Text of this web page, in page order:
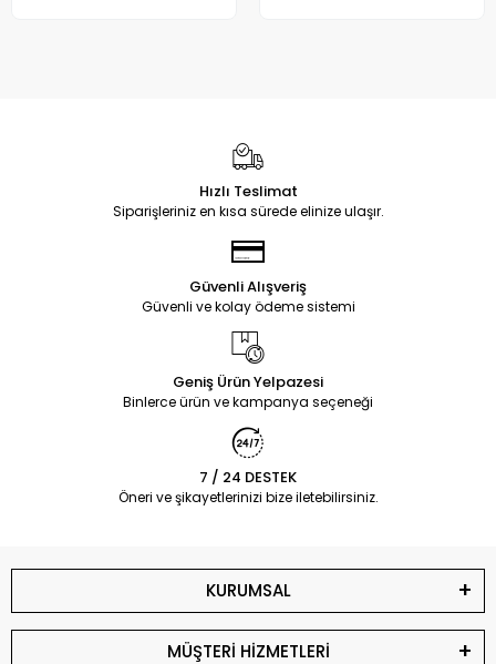
Hızlı Teslimat
Siparişleriniz en kısa sürede elinize ulaşır.
Güvenli Alışveriş
Güvenli ve kolay ödeme sistemi
Geniş Ürün Yelpazesi
Binlerce ürün ve kampanya seçeneği
7 / 24 DESTEK
Öneri ve şikayetlerinizi bize iletebilirsiniz.
KURUMSAL
MÜŞTERİ HİZMETLERİ